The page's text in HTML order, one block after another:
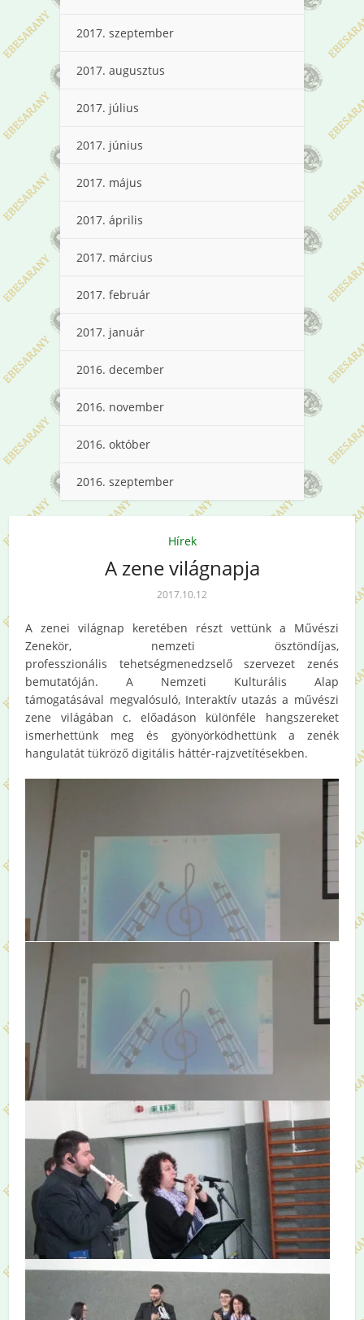
2017. szeptember
2017. augusztus
2017. július
2017. június
2017. május
2017. április
2017. március
2017. február
2017. január
2016. december
2016. november
2016. október
2016. szeptember
Hírek
A zene világnapja
2017.10.12
A zenei világnap keretében részt vettünk a Művészi
Zenekör, nemzeti ösztöndíjas,
professzionális tehetségmenedzselő szervezet zenés
bemutatóján. A Nemzeti Kulturális Alap
támogatásával megvalósuló, Interaktív utazás a művészi
zene világában c. előadáson különféle hangszereket
ismerhettünk meg és gyönyörködhettünk a zenék
hangulatát tükröző digitális háttér-rajzvetítésekben.